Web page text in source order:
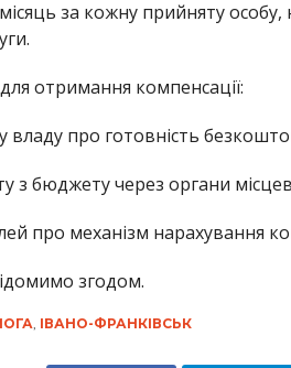
за кожну прийняту особу,
отримання компенсації:
владу про готовність
з бюджету через органи
про механізм нарахування
згодом.
, ІВАНО-ФРАНКІВСЬК